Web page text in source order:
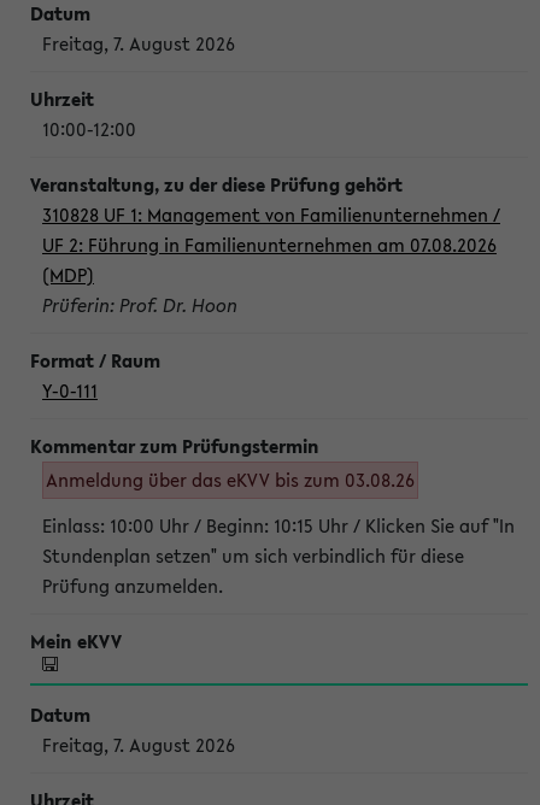
Freitag, 7. August 2026
10:00-12:00
310828 UF 1: Management von Familienunternehmen /
UF 2: Führung in Familienunternehmen am 07.08.2026
(MDP)
Prüferin: Prof. Dr. Hoon
Y-0-111
Anmeldung über das eKVV bis zum 03.08.26
Einlass: 10:00 Uhr / Beginn: 10:15 Uhr / Klicken Sie auf "In
Stundenplan setzen" um sich verbindlich für diese
Prüfung anzumelden.
Freitag, 7. August 2026